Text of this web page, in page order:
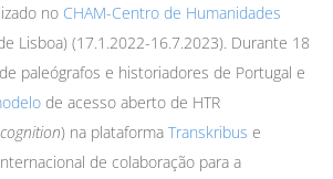
no CHAM-Centro de Humanidades
Lisboa) (17.1.2022-16.7.2023). Durante 18
paleógrafos e historiadores de Portugal e
de acesso aberto de HTR
) na plataforma Transkribus e
de colaboração para a